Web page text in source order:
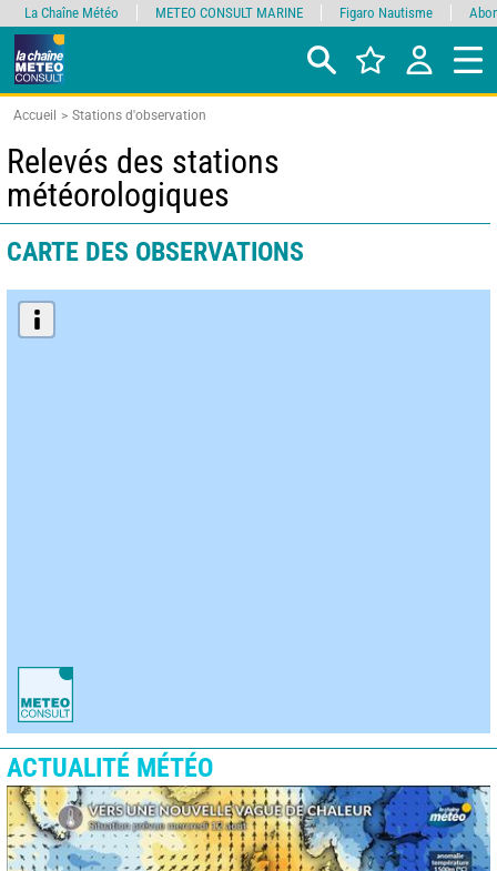
Accueil Stations d'observation
Relevés des stations
météorologiques
CARTE DES OBSERVATIONS
ACTUALITÉ MÉTÉO
La Chaîne Météo METEO CONSULT MARINE Figaro Nautisme